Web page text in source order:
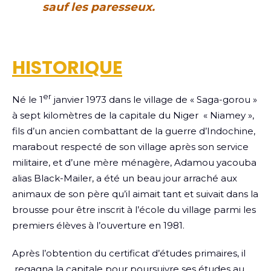
sauf les paresseux.
HISTORIQUE
Né le 1 er janvier 1973 dans le village de « Saga-gorou »
à sept kilomètres de la capitale du Niger « Niamey »,
fils d’un ancien combattant de la guerre d’Indochine,
marabout respecté de son village après son service
militaire, et d’une mère ménagère, Adamou yacouba
alias Black-Mailer, a été un beau jour arraché aux
animaux de son père qu’il aimait tant et suivait dans la
brousse pour être inscrit à l’école du village parmi les
premiers élèves à l’ouverture en 1981.
Après l’obtention du certificat d’études primaires, il